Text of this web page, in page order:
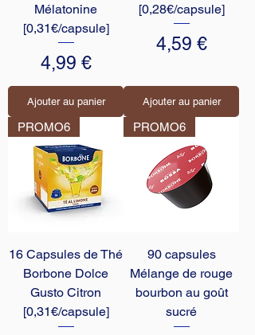
Mélatonine
[0,31€/capsule]
Prix
4,99 €
Ajouter au panier
[0,28€/capsule]
Prix
4,59 €
Ajouter au panier
PROMO6
16 Capsules de Thé
Borbone Dolce
Gusto Citron
[0,31€/capsule]
PROMO6
90 capsules
Mélange de rouge
bourbon au goût
sucré